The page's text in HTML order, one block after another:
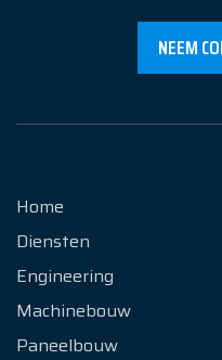
NEEM
Home
Diensten
Engineering
Machinebouw
Paneelbouw